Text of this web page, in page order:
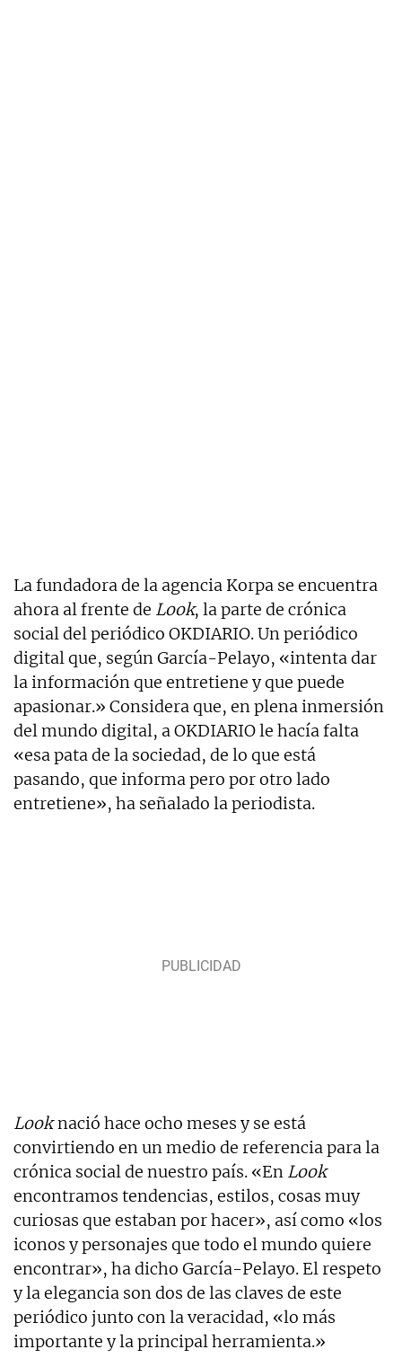
La fundadora de la agencia Korpa se encuentra
ahora al frente de Look, la parte de crónica
social del periódico OKDIARIO. Un periódico
digital que, según García-Pelayo, «intenta dar
la información que entretiene y que puede
apasionar.» Considera que, en plena inmersión
del mundo digital, a OKDIARIO le hacía falta
«esa pata de la sociedad, de lo que está
pasando, que informa pero por otro lado
entretiene», ha señalado la periodista.
Looknació hace ocho meses y se está
convirtiendo en un medio de referencia para la
crónica social de nuestro país. «En Look
encontramos tendencias, estilos, cosas muy
curiosas que estaban por hacer», así como «los
iconos y personajes que todo el mundo quiere
encontrar», ha dicho García-Pelayo. El respeto
y la elegancia son dos de las claves de este
periódico junto con la veracidad, «lo más
importante y la principal herramienta.»